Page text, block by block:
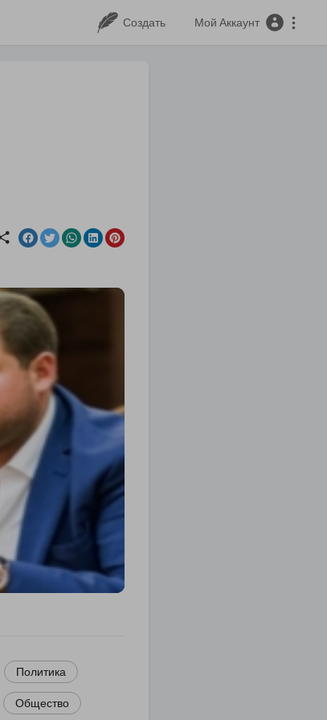
Создать Мой Аккаунт
Политика
Общество